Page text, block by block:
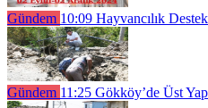
Gündem 10:09 Hayvancılık
Gündem 11:25 Gökköy’de Üst